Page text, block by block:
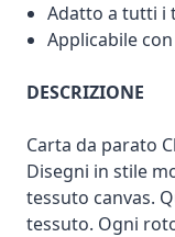
Adatto a tutti i
Applicabile
DESCRIZIONE
Carta da parato
Disegni in stile
tessuto canvas.
tessuto. Ogni